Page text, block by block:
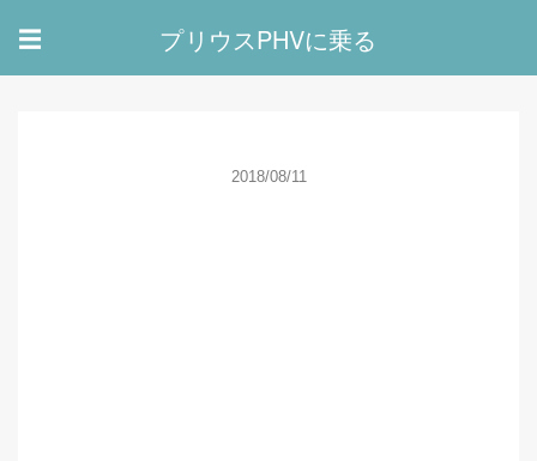
☰ プリウスPHVに乗る
2018/08/11